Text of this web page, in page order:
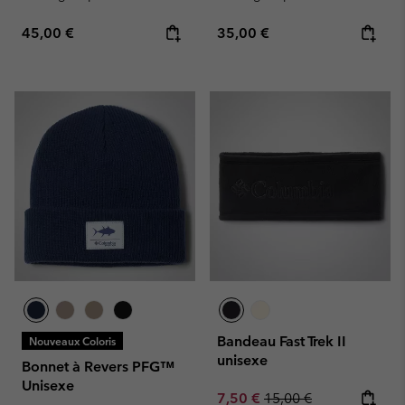
Regular price:
45,00 € Regular price:
35,00 €
Nouveaux Coloris
Bonnet à Revers PFG™
Unisexe
Bandeau Fast Trek II
unisexe
Sale price:
7,50 € Regular price:
15,00 €